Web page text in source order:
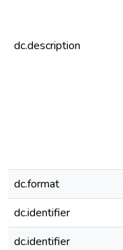
dc.description
dc.format
dc.identifier
dc.identifier